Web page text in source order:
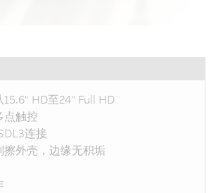
HD至24" Full HD
点触控
连接
擦外壳，边缘无积垢